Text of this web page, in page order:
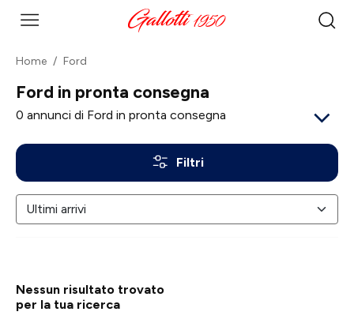
Home Ford
Ford in pronta consegna
0 annunci di Ford in pronta consegna
Filtri
Nessun risultato trovato
per la tua ricerca